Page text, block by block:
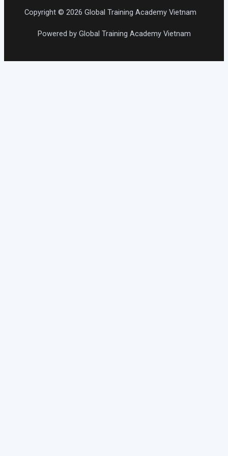
Copyright © 2026 Global Training Academy Vietnam
Powered by Global Training Academy Vietnam